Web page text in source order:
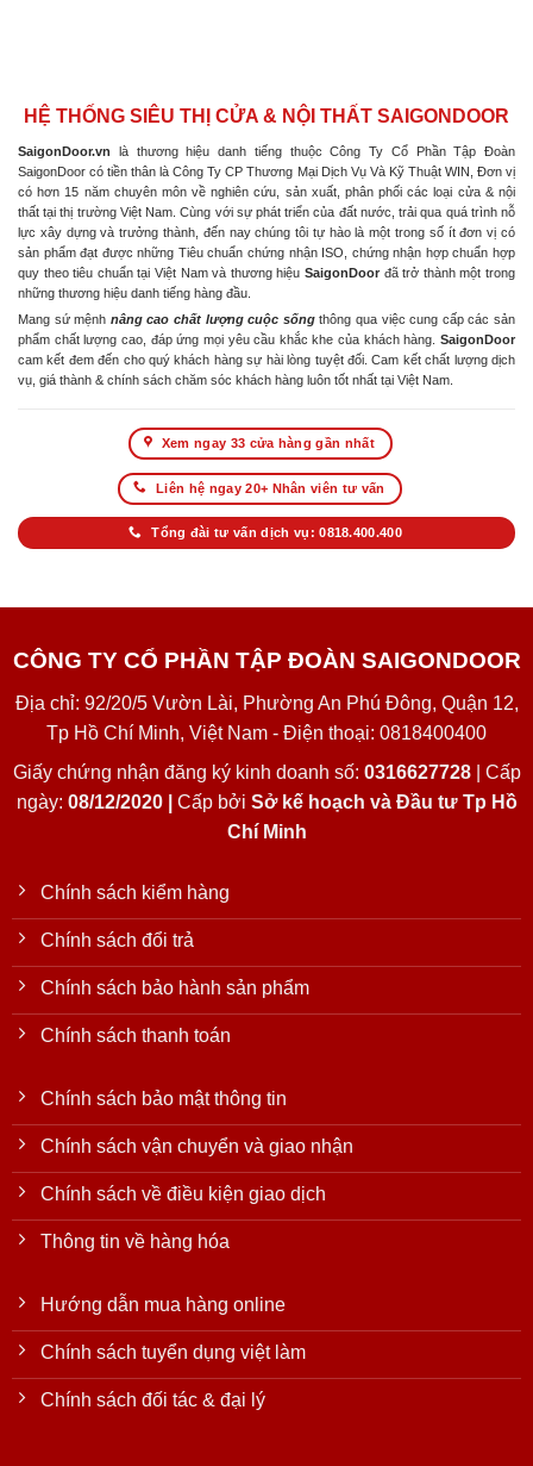
HỆ THỐNG SIÊU THỊ CỬA & NỘI THẤT SAIGONDOOR
SaigonDoor.vn là thương hiệu danh tiếng thuộc Công Ty Cổ Phần Tập Đoàn
SaigonDoor có tiền thân là Công Ty CP Thương Mại Dịch Vụ Và Kỹ Thuật WIN, Đơn vị
có hơn 15 năm chuyên môn về nghiên cứu, sản xuất, phân phối các loại cửa & nội
thất tại thị trường Việt Nam. Cùng với sự phát triển của đất nước, trải qua quá trình nỗ
lực xây dựng và trưởng thành, đến nay chúng tôi tự hào là một trong số ít đơn vị có
sản phẩm đạt được những Tiêu chuẩn chứng nhận ISO, chứng nhận hợp chuẩn hợp
quy theo tiêu chuẩn tại Việt Nam và thương hiệu SaigonDoor đã trở thành một trong
những thương hiệu danh tiếng hàng đầu.
Mang sứ mệnh nâng cao chất lượng cuộc sốngthông qua việc cung cấp các sản
phẩm chất lượng cao, đáp ứng mọi yêu cầu khắc khe của khách hàng. SaigonDoor
cam kết đem đến cho quý khách hàng sự hài lòng tuyệt đối. Cam kết chất lượng dịch
vụ, giá thành & chính sách chăm sóc khách hàng luôn tốt nhất tại Việt Nam.
Xem ngay 33 cửa hàng gần nhất
Liên hệ ngay 20+ Nhân viên tư vấn
Tổng đài tư vấn dịch vụ: 0818.400.400
CÔNG TY CỔ PHẦN TẬP ĐOÀN SAIGONDOOR
Địa chỉ: 92/20/5 Vườn Lài, Phường An Phú Đông, Quận 12,
Tp Hồ Chí Minh, Việt Nam - Điện thoại: 0818400400
Giấy chứng nhận đăng ký kinh doanh số: 0316627728| Cấp
ngày: 08/12/2020 | Cấp bởi Sở kế hoạch và Đầu tư Tp Hồ
Chí Minh
Chính sách kiểm hàng
Chính sách đổi trả
Chính sách bảo hành sản phẩm
Chính sách thanh toán
Chính sách bảo mật thông tin
Chính sách vận chuyển và giao nhận
Chính sách về điều kiện giao dịch
Thông tin về hàng hóa
Hướng dẫn mua hàng online
Chính sách tuyển dụng việt làm
Chính sách đối tác & đại lý